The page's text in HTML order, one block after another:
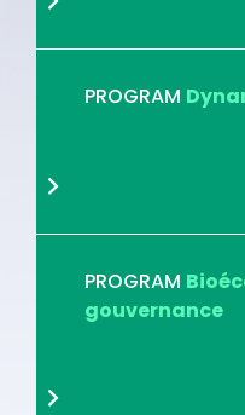
PROGRAM
PROGRAM
gouvernance